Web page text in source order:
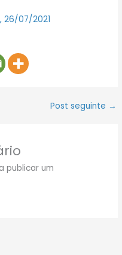
26/07/2021
Post seguinte →
publicar um